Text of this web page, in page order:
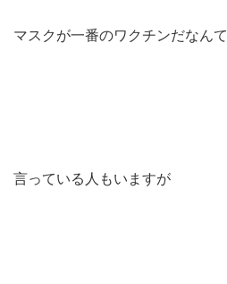
マスクが一番のワクチンだなんて
言っている人もいますが